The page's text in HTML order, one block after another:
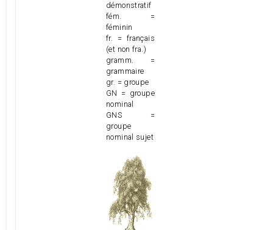
démonstratif
fém. =
féminin
fr. = français
(et non fra.)
gramm. =
grammaire
gr. = groupe
GN = groupe
nominal
GNS =
groupe
nominal sujet